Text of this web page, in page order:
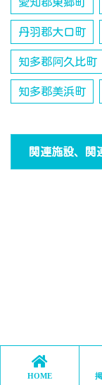
愛知郡東郷町
丹羽郡大口町
知多郡阿久比町
知多郡美浜町
関連施設、関
HOME